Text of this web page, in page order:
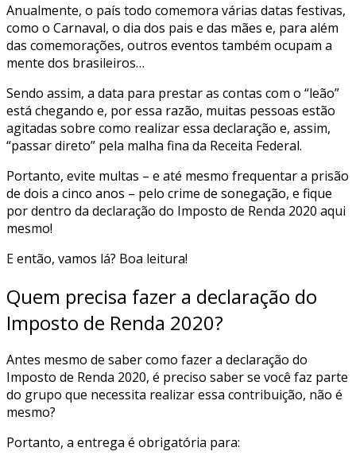
Anualmente, o país todo comemora várias datas festivas,
como o Carnaval, o dia dos pais e das mães e, para além
das comemorações, outros eventos também ocupam a
mente dos brasileiros…
Sendo assim, a data para prestar as contas com o “leão”
está chegando e, por essa razão, muitas pessoas estão
agitadas sobre como realizar essa declaração e, assim,
“passar direto” pela malha fina da Receita Federal.
Portanto, evite multas – e até mesmo frequentar a prisão
de dois a cinco anos – pelo crime de sonegação, e fique
por dentro da declaração do Imposto de Renda 2020 aqui
mesmo!
E então, vamos lá? Boa leitura!
Quem precisa fazer a declaração do
Imposto de Renda 2020?
Antes mesmo de saber como fazer a declaração do
Imposto de Renda 2020, é preciso saber se você faz parte
do grupo que necessita realizar essa contribuição, não é
mesmo?
Portanto, a entrega é obrigatória para: